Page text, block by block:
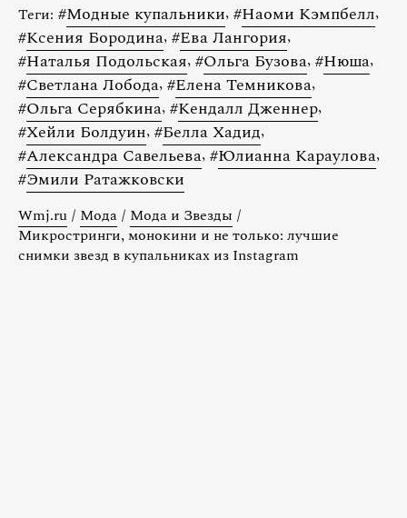
Теги: #Модные купальники, #Наоми Кэмпбелл,
#Ксения Бородина, #Ева Лангория,
#Наталья Подольская, #Ольга Бузова, #Нюша,
#Светлана Лобода, #Елена Темникова,
#Ольга Серябкина, #Кендалл Дженнер,
#Хейли Болдуин, #Белла Хадид,
#Александра Савельева, #Юлианна Караулова,
#Эмили Ратажковски
Wmj.ru / Мода / Мода и Звезды /
Микростринги, монокини и не только: лучшие
снимки звезд в купальниках из Instagram